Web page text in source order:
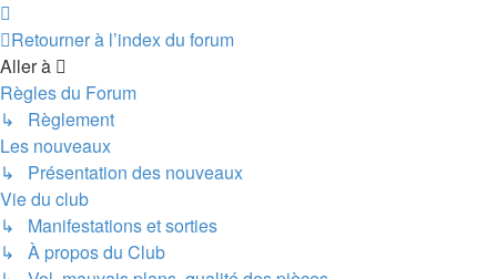
Retourner à l’index du forum
Aller à
Règles du Forum
↳ Règlement
Les nouveaux
↳ Présentation des nouveaux
Vie du club
↳ Manifestations et sorties
↳ À propos du Club